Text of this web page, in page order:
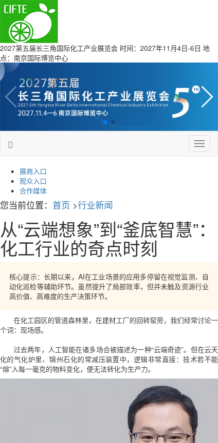
2027第五届长三角国际化工产业展览会 时间：2027年11月4日-6日 地
点：南京国际博览中心
展商入口
观众入口
合作媒体
您当前位置： 首页 >行业新闻
从“云端想象”到“釜底智慧”：
化工行业的奇点时刻
核心提示：长期以来，AI在工业场景的应用多停留在视觉监测、自
动化巡检等辅助环节。虽然提升了局部效率，但并未触及资源行业
高价值、高难度的生产决策环节。
在化工园区的管道森林里，在建材工厂的回转窑旁，我们经常讨论一
个词：现场感。
过去两年，人工智能在诸多场合被描述为一种“云端奇迹”。但在云天
化的气化炉里、锦州石化的常减压装置中，逻辑非常直接：技术若不能
“熔”入每一毫克的物料变化，便无法转化为生产力。